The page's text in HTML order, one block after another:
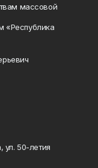
массовой
«Республика
ул. 50-летия